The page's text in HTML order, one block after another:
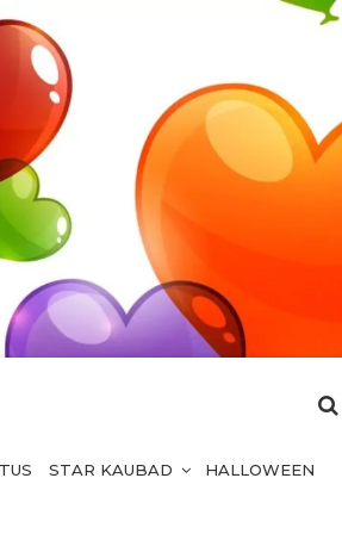
STAR KAUBAD HALLOWEEN